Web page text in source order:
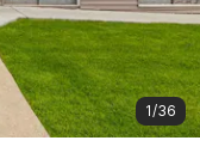
1/36